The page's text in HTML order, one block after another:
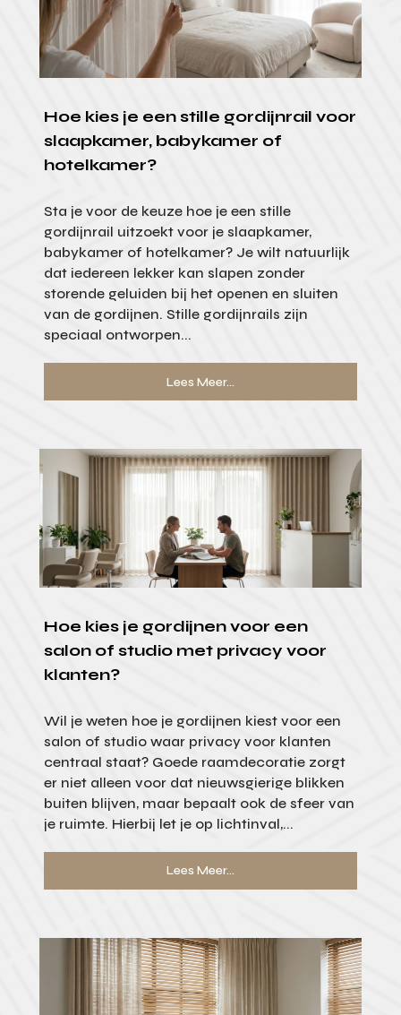
Hoe kies je een stille gordijnrail voor
slaapkamer, babykamer of
hotelkamer?
Sta je voor de keuze hoe je een stille
gordijnrail uitzoekt voor je slaapkamer,
babykamer of hotelkamer? Je wilt natuurlijk
dat iedereen lekker kan slapen zonder
storende geluiden bij het openen en sluiten
van de gordijnen. Stille gordijnrails zijn
speciaal ontworpen...
Lees Meer...
Hoe kies je gordijnen voor een
salon of studio met privacy voor
klanten?
Wil je weten hoe je gordijnen kiest voor een
salon of studio waar privacy voor klanten
centraal staat? Goede raamdecoratie zorgt
er niet alleen voor dat nieuwsgierige blikken
buiten blijven, maar bepaalt ook de sfeer van
je ruimte. Hierbij let je op lichtinval,...
Lees Meer...